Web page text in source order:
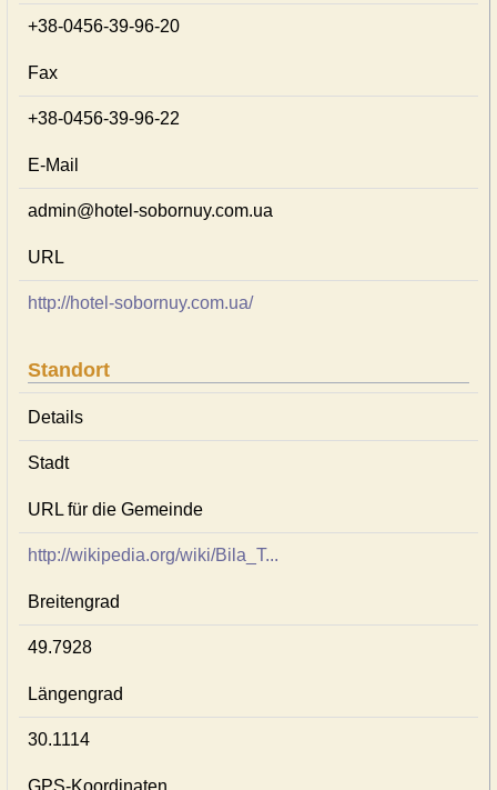
+38-0456-39-96-20
Fax
+38-0456-39-96-22
E-Mail
admin@hotel-sobornuy.com.ua
URL
http://hotel-sobornuy.com.ua/
Standort
Details
Stadt
URL für die Gemeinde
http://wikipedia.org/wiki/Bila_T...
Breitengrad
49.7928
Längengrad
30.1114
GPS-Koordinaten